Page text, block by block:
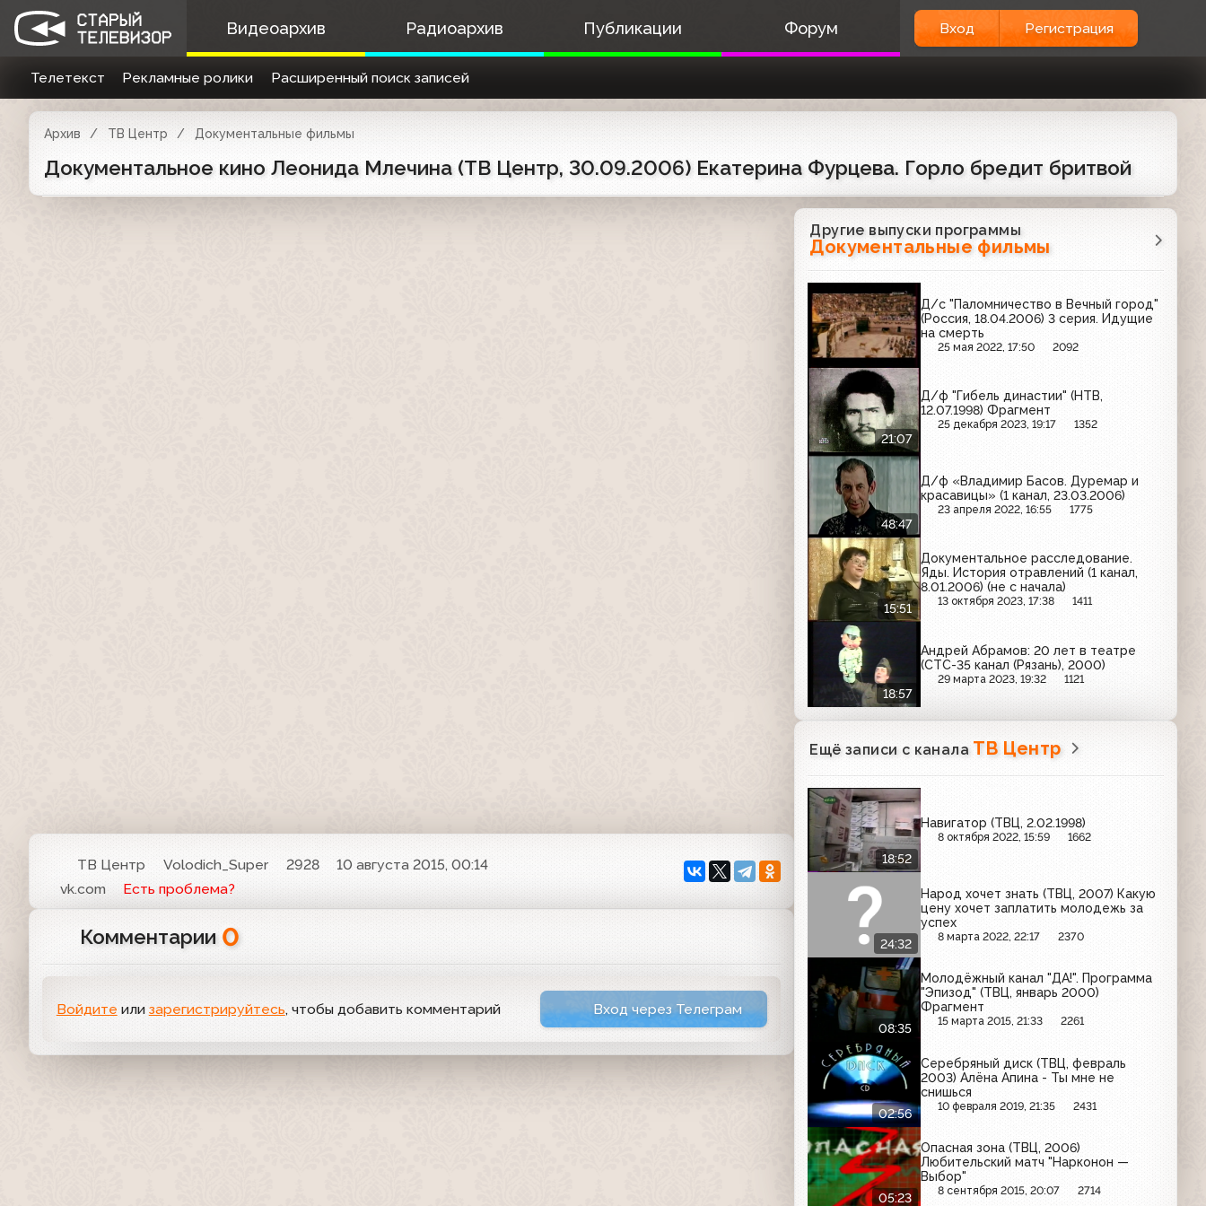
Видеоархив Радиоархив Публикации Форум Вход Регистрация
Телетекст Рекламные ролики Расширенный поиск записей
Архив ТВ Центр Документальные фильмы
Документальное кино Леонида Млечина (ТВ Центр, 30.09.2006) Екатерина Фурцева. Горло бредит бритвой
ТВ Центр Volodich_Super 2928
10 августа 2015, 00:14
vk.com
Есть проблема?
Комментарии 0
Войдите или зарегистрируйтесь, чтобы добавить комментарий Вход через Телеграм
Другие выпуски программы
Документальные фильмы
Д/с "Паломничество в Вечный город"
(Россия, 18.04.2006) 3 серия. Идущие
на смерть
25 мая 2022, 17:50 2092
21:07
Д/ф "Гибель династии" (НТВ,
12.07.1998) Фрагмент
25 декабря 2023, 19:17 1352
48:47
Д/ф «Владимир Басов. Дуремар и
красавицы» (1 канал, 23.03.2006)
23 апреля 2022, 16:55 1775
15:51
Документальное расследование.
Яды. История отравлений (1 канал,
8.01.2006) (не с начала)
13 октября 2023, 17:38 1411
18:57
Андрей Абрамов: 20 лет в театре
(СТС-35 канал (Рязань), 2000)
29 марта 2023, 19:32 1121
Ещё записи с канала ТВ Центр
18:52
Навигатор (ТВЦ, 2.02.1998)
8 октября 2022, 15:59 1662
24:32
Народ хочет знать (ТВЦ, 2007) Какую
цену хочет заплатить молодежь за
успех
8 марта 2022, 22:17 2370
08:35
Молодёжный канал "ДА!". Программа
"Эпизод" (ТВЦ, январь 2000)
Фрагмент
15 марта 2015, 21:33 2261
02:56
Серебряный диск (ТВЦ, февраль
2003) Алёна Апина - Ты мне не
снишься
10 февраля 2019, 21:35 2431
05:23
Опасная зона (ТВЦ, 2006)
Любительский матч "Нарконон —
Выбор"
8 сентября 2015, 20:07 2714